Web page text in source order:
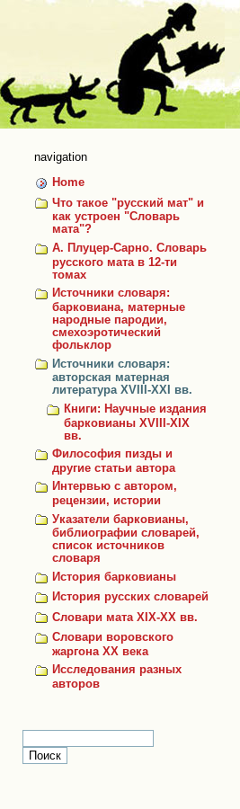
navigation
Home
Что такое "русский мат" и
как устроен "Словарь
мата"?
А. Плуцер-Сарно. Словарь
русского мата в 12-ти
томах
Источники словаря:
барковиана, матерные
народные пародии,
смехоэротический
фольклор
Источники словаря:
авторская матерная
литература XVIII-XXI вв.
Книги: Научные издания
барковианы XVIII-XIX
вв.
Философия пизды и
другие статьи автора
Интервью с автором,
рецензии, истории
Указатели барковианы,
библиографии словарей,
список источников
словаря
История барковианы
История русских словарей
Словари мата XIX-XX вв.
Словари воровского
жаргона ХХ века
Исследования разных
авторов